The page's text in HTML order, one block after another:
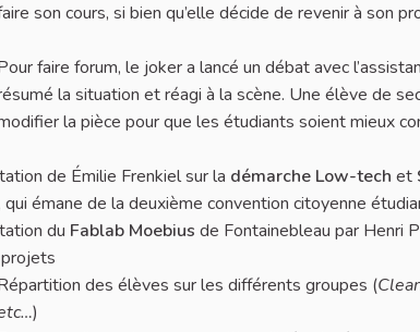
son cours, si bien qu’elle décide de revenir à son
faire forum, le joker a lancé un débat avec
la situation et réagi à la scène. Une élève de
la pièce pour que les étudiants soient mieux
de Émilie Frenkiel sur la démarche Low-tech et
qui émane de la deuxième convention citoyenne
du Fablab Moebius de Fontainebleau par Henri
des élèves sur les différents groupes (
)